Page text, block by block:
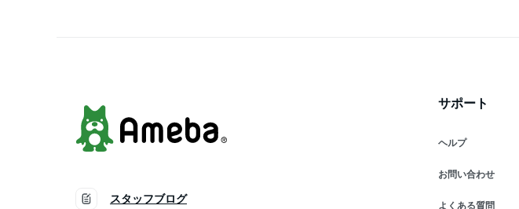
スタッフブログ
サポート
ヘルプ
お問い合わせ
よくある質問